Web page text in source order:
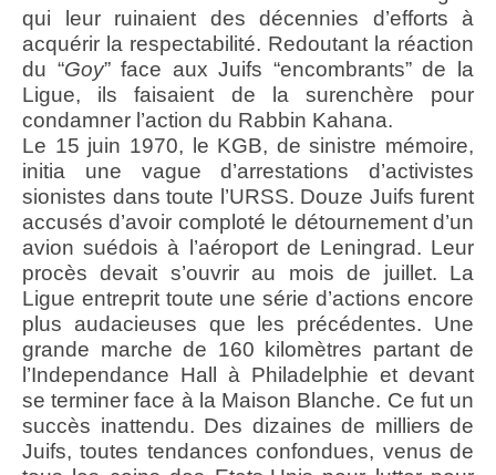
qui leur ruinaient des décennies d’efforts à
acquérir la respectabilité. Redoutant la réaction
du “Goy” face aux Juifs “encombrants” de la
Ligue, ils faisaient de la surenchère pour
condamner l’action du Rabbin Kahana.
Le 15 juin 1970, le KGB, de sinistre mémoire,
initia une vague d’arrestations d’activistes
sionistes dans toute l’URSS. Douze Juifs furent
accusés d’avoir comploté le détournement d’un
avion suédois à l’aéroport de Leningrad. Leur
procès devait s’ouvrir au mois de juillet. La
Ligue entreprit toute une série d’actions encore
plus audacieuses que les précédentes. Une
grande marche de 160 kilomètres partant de
l’Independance Hall à Philadelphie et devant
se terminer face à la Maison Blanche. Ce fut un
succès inattendu. Des dizaines de milliers de
Juifs, toutes tendances confondues, venus de